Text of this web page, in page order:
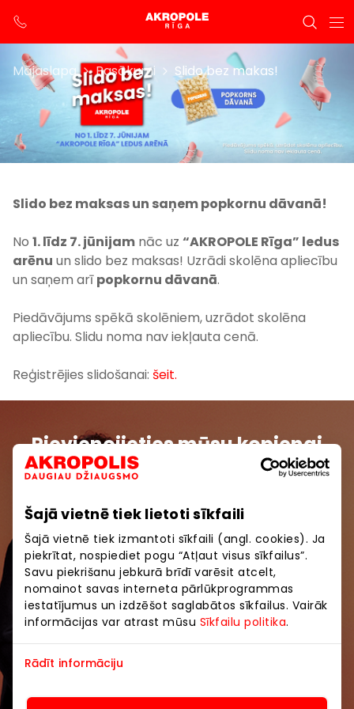
Šajā vietnē tiek lietoti sīkfaili
Šajā vietnē tiek izmantoti sīkfaili (angl. cookies). Ja
piekrītat, nospiediet pogu “Atļaut visus sīkfailus”.
Savu piekrišanu jebkurā brīdī varēsit atcelt,
nomainot savas interneta pārlūkprogrammas
iestatījumus un izdzēšot saglabātos sīkfailus. Vairāk
informācijas var atrast mūsu Sīkfailu politika.
Rādīt informāciju
Mājaslapa Pasākumi Slido bez makas!
Slido bez maksas un saņem popkornu dāvanā!
No 1. līdz 7. jūnijam nāc uz “AKROPOLE Rīga” ledus
arēnu un slido bez maksas! Uzrādi skolēna apliecību
un saņem arīpopkornu dāvanā.
Piedāvājums spēkā skolēniem, uzrādot skolēna
apliecību. Slidu noma nav iekļauta cenā.
Reģistrējies slidošanai: šeit.
Pievienojieties mūsu kopienai
Uzzini pirmais par labākajiem piedāvājumiem,
izklaides centros “AKROPOLE Alfa” un “AKROPOLE
Rīga”.